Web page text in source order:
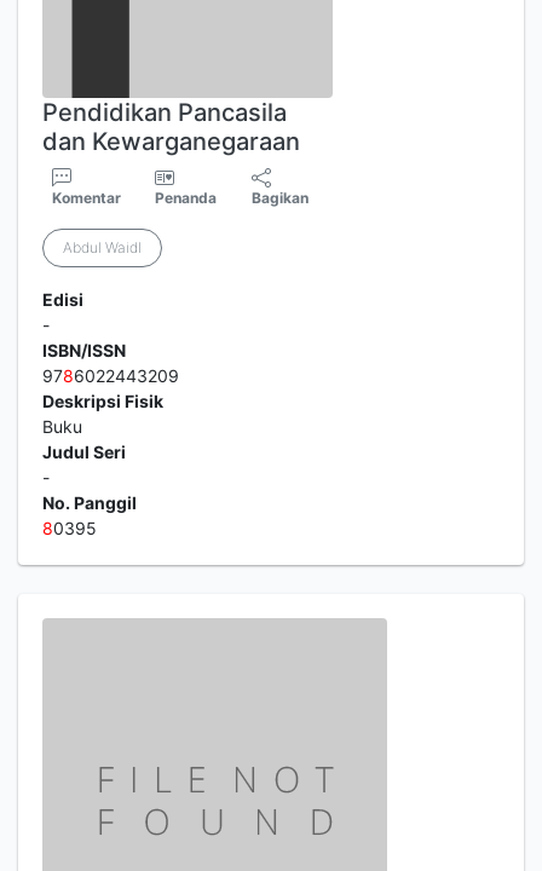
Pendidikan Pancasila
dan Kewarganegaraan
Komentar Penanda Bagikan
Abdul Waidl
Edisi
-
ISBN/ISSN
9786022443209
Deskripsi Fisik
Buku
Judul Seri
-
No. Panggil
80395